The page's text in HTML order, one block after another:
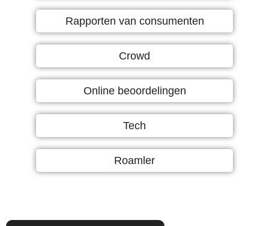
Rapporten van consumenten
Crowd
Online beoordelingen
Tech
Roamler